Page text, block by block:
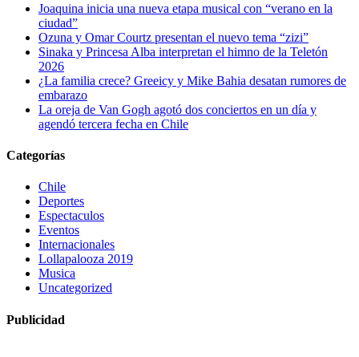
Joaquina inicia una nueva etapa musical con “verano en la
ciudad”
Ozuna y Omar Courtz presentan el nuevo tema “zizi”
Sinaka y Princesa Alba interpretan el himno de la Teletón
2026
¿La familia crece? Greeicy y Mike Bahia desatan rumores de
embarazo
La oreja de Van Gogh agotó dos conciertos en un día y
agendó tercera fecha en Chile
Categorías
Chile
Deportes
Espectaculos
Eventos
Internacionales
Lollapalooza 2019
Musica
Uncategorized
Publicidad